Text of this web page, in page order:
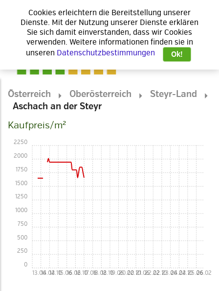
Österreich Oberösterreich
Steyr-Land
Aschach an der Steyr
Kaufpreis/m²
13.0614.0214.1015.0616.0216.1017.0618.0218.1019.0620.0220.1021.0622.0222.1023.0624.0224.1025.0626.02
0
250
500
750
1000
1250
1500
1750
2000
2250
Cookies erleichtern die Bereitstellung unserer
Dienste. Mit der Nutzung unserer Dienste erklären
Sie sich damit einverstanden, dass wir Cookies
verwenden. Weitere informationen finden sie in
unseren Datenschutzbestimmungen Ok!